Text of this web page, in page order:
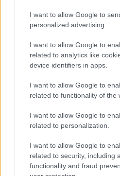
I want to allow Google to
personalized advertising.
I want to allow Google to
related to analytics like
device identifiers in apps.
I want to allow Google to
related to functionality of the
I want to allow Google to
related to personalization.
I want to allow Google to
related to security, including
functionality and fraud
LIFESTYLE
Sri Lanka: itinerari tra
spiagge paradisiache